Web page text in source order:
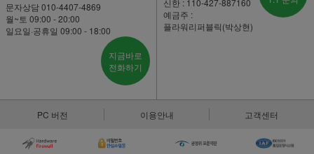
문자상담 010-4407-4869
월~토 09:00 - 20:00
일요일·공휴일 09:00 - 18:00
지금바로
전화하기
신한 : 110-427-887160
예금주 :
플라워리퍼블릭(박상현)
PC 버전 이용안내 고객센터